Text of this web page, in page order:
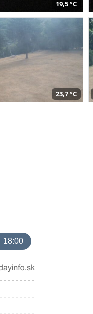
19,5 °C
23,7 °C
18:00